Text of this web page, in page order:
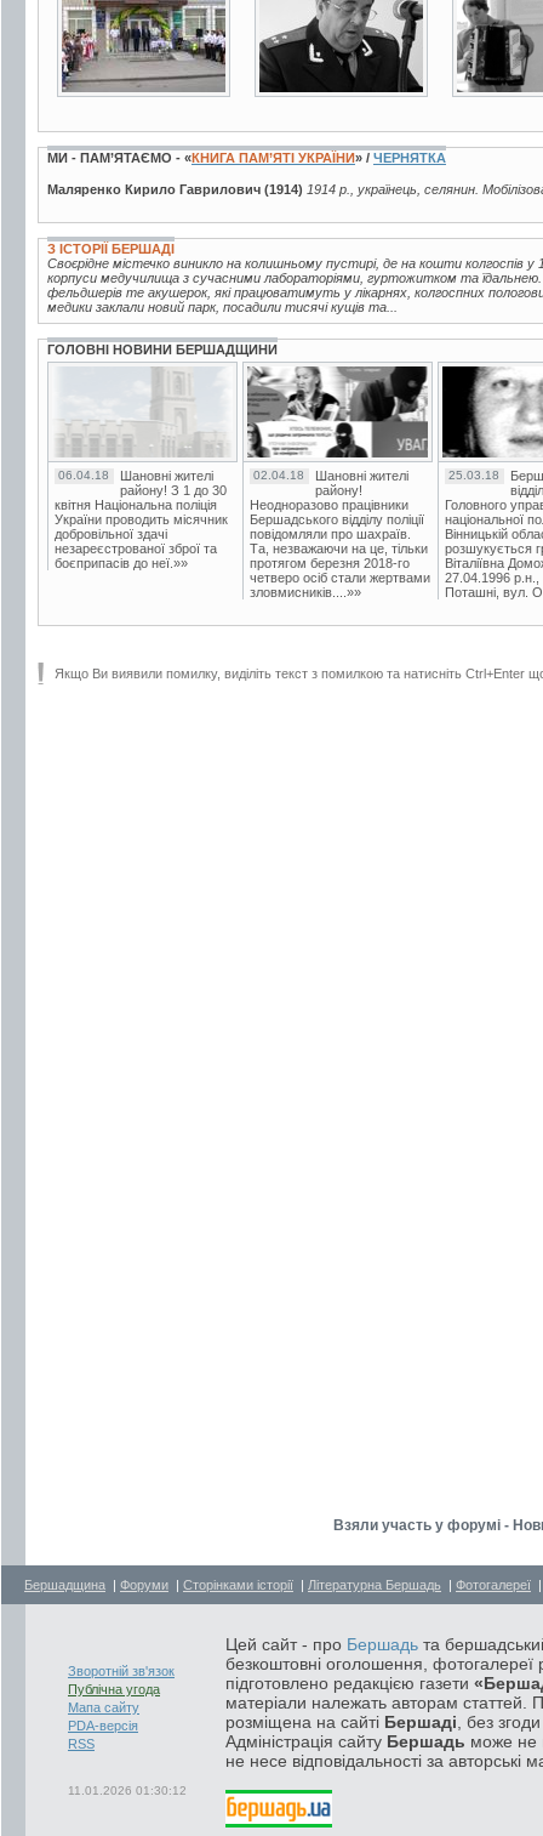
МИ - ПАМ’ЯТАЄМО - «КНИГА ПАМ’ЯТІ УКРАЇНИ» / ЧЕРНЯТКА
Маляренко Кирило Гаврилович (1914) 1914 р., українець, селянин.
З ІСТОРІЇ БЕРШАДІ
Своєрідне містечко виникло на колишньому пустирі, де на кошти колгоспів у
корпуси медучилища з сучасними лабораторіями, гуртожитком та
фельдшерів те акушерок, які працюватимуть у лікарнях, колгоспних
медики заклали новий парк, посадили тисячі кущів та...
ГОЛОВНІ НОВИНИ БЕРШАДЩИНИ
06.04.18
Шановні жителі
району! З 1 до 30
квітня Національна поліція
України проводить місячник
добровільної здачі
незареєстрованої зброї та
боєприпасів до неї.»»
02.04.18
Шановні жителі
району!
Неодноразово працівники
Бершадського відділу поліції
повідомляли про шахраїв.
Та, незважаючи на це, тільки
протягом березня 2018-го
четверо осіб стали жертвами
зловмисників....»»
25.03.18
Головного
національної
Вінницькій
розшукується
Віталіївна
27.04.1996 р.н.,
Поташні, вул.
Якщо Ви виявили помилку, виділіть текст з помилкою та натисніть Ctrl+Enter
Взяли участь у форумі -
Бершадщина | Форуми | Сторінками історії | Літературна Бершадь | Фотогалереї
Зворотній зв'язок
Публічна угода
Мапа сайту
PDA-версія
RSS
11.01.2026 01:30:12
Цей сайт - про Бершадь та
безкоштовні оголошення, фотогалереї
підготовлено редакцією газети
матеріали належать авторам статтей.
розміщена на сайті Бершаді , без
Адміністрація сайту Бершадь може не
не несе відповідальності за авторські